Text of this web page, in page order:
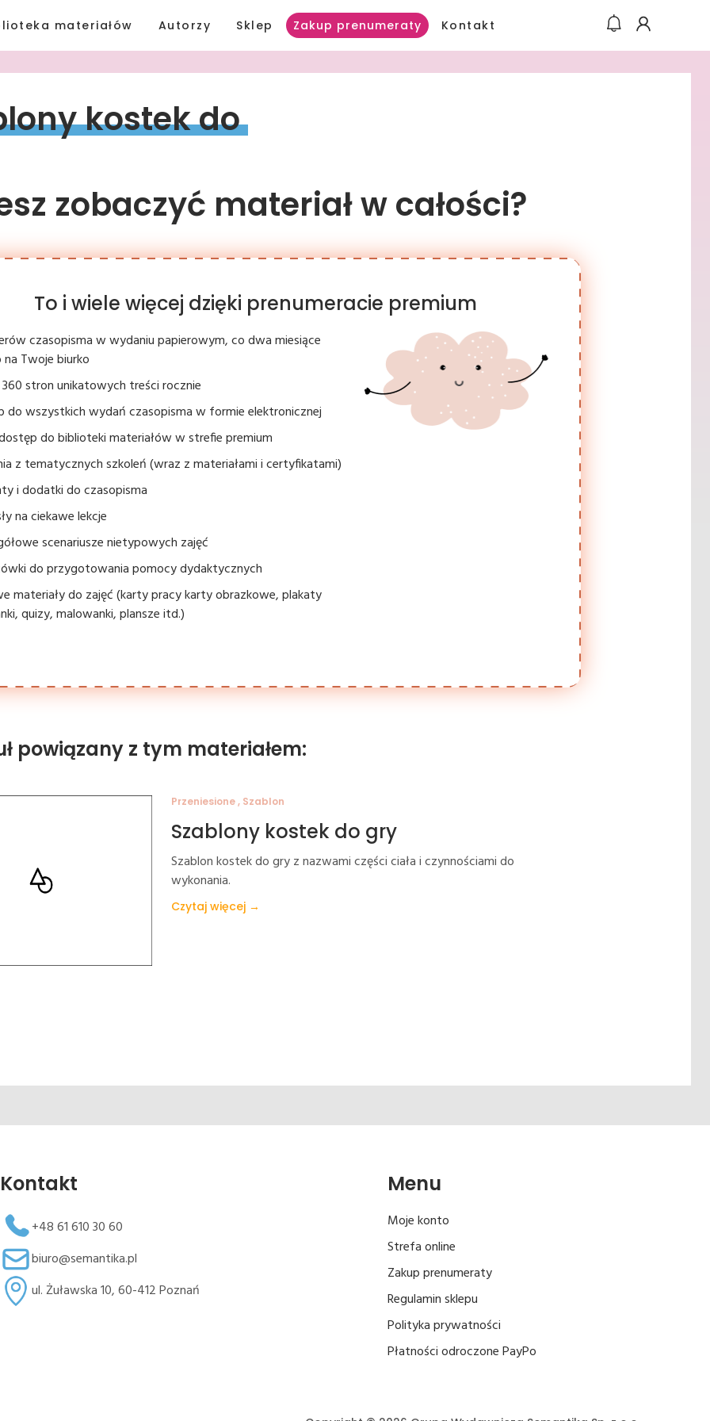
materiałów Autorzy Sklep Zakup prenumeraty Kontakt
kostek do
zobaczyć materiał w całości?
To i wiele więcej dzięki prenumeracie premium
czasopisma w wydaniu papierowym, co dwa miesiące
Twoje biurko
stron unikatowych treści rocznie
do wszystkich wydań czasopisma w formie elektronicznej
do biblioteki materiałów w strefie premium
z tematycznych szkoleń (wraz z materiałami i certyfikatami)
i dodatki do czasopisma
na ciekawe lekcje
scenariusze nietypowych zajęć
do przygotowania pomocy dydaktycznych
materiały do zajęć (karty pracy karty obrazkowe, plakaty
quizy, malowanki, plansze itd.)
powiązany z tym materiałem:
Przeniesione , Szablon
Szablony kostek do gry
Szablon kostek do gry z nazwami części ciała i czynnościami do
wykonania.
Czytaj więcej →
Kontakt
+48 61 610 30 60
biuro@semantika.pl
ul. Żuławska 10, 60-412 Poznań
Menu
Moje konto
Strefa online
Zakup prenumeraty
Regulamin sklepu
Polityka prywatności
Płatności odroczone PayPo